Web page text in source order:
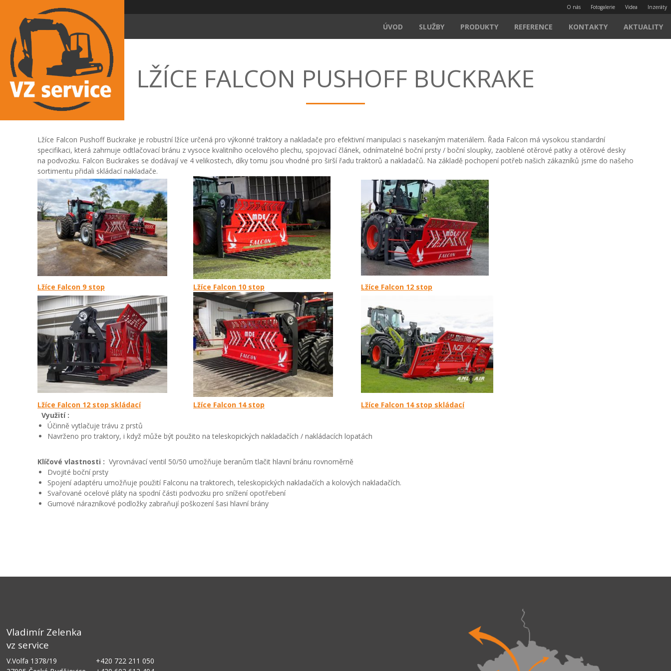
O nás Fotogalerie Videa Inzeráty
ÚVOD SLUŽBY PRODUKTY REFERENCE KONTAKTY AKTUALITY
LŽÍCE FALCON PUSHOFF BUCKRAKE
Lžíce Falcon Pushoff Buckrake je robustní lžíce určená pro výkonné traktory a nakladače pro efektivní manipulaci s nasekaným materiálem. Řada Falcon má vysokou standardní
specifikaci, která zahrnuje odtlačovací bránu z vysoce kvalitního ocelového plechu, spojovací článek, odnímatelné boční prsty / boční sloupky, zaoblené otěrové patky a otěrové desky
na podvozku. Falcon Buckrakes se dodávají ve 4 velikostech, díky tomu jsou vhodné pro širší řadu traktorů a nakladačů. Na základě pochopení potřeb našich zákazníků jsme do našeho
sortimentu přidali skládací nakladače.
Lžíce Falcon 9 stop Lžíce Falcon 10 stop Lžíce Falcon 12 stop
Lžíce Falcon 12 stop skládací Lžíce Falcon 14 stop
Lžíce Falcon 14 stop skládací
Využití :
Účinně vytlačuje trávu z prstů
Navrženo pro traktory, i když může být použito na teleskopických nakladačích / nakládacích lopatách
Klíčové vlastnosti : Vyrovnávací ventil 50/50 umožňuje beranům tlačit hlavní bránu rovnoměrně
Dvojité boční prsty
Spojení adaptéru umožňuje použití Falconu na traktorech, teleskopických nakladačích a kolových nakladačích.
Svařované ocelové pláty na spodní části podvozku pro snížení opotřebení
Gumové nárazníkové podložky zabraňují poškození šasi hlavní brány
Vladimír Zelenka
vz service
V.Volfa 1378/19
+420 722 211 050